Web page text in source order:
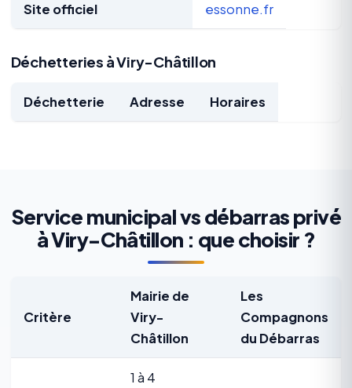
Site officiel essonne.fr
Déchetteries à Viry-Châtillon
Déchetterie Adresse Horaires
Service municipal vs débarras privé
à Viry-Châtillon : que choisir ?
Critère
Mairie de
Viry-
Châtillon
Les
Compagnons
du Débarras
1 à 4